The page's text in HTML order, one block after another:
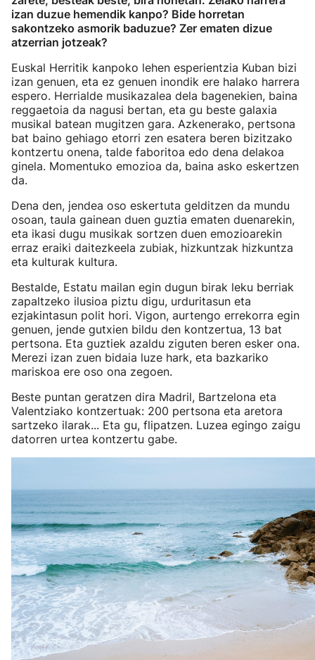
izan duzue hemendik kanpo? Bide horretan
sakontzeko asmorik baduzue? Zer ematen dizue
atzerrian jotzeak?
Euskal Herritik kanpoko lehen esperientzia Kuban bizi
izan genuen, eta ez genuen inondik ere halako harrera
espero. Herrialde musikazalea dela bagenekien, baina
reggaetoia da nagusi bertan, eta gu beste galaxia
musikal batean mugitzen gara. Azkenerako, pertsona
bat baino gehiago etorri zen esatera beren bizitzako
kontzertu onena, talde faboritoa edo dena delakoa
ginela. Momentuko emozioa da, baina asko eskertzen
da.
Dena den, jendea oso eskertuta gelditzen da mundu
osoan, taula gainean duen guztia ematen duenarekin,
eta ikasi dugu musikak sortzen duen emozioarekin
erraz eraiki daitezkeela zubiak, hizkuntzak hizkuntza
eta kulturak kultura.
Bestalde, Estatu mailan egin dugun birak leku berriak
zapaltzeko ilusioa piztu digu, urduritasun eta
ezjakintasun polit hori. Vigon, aurtengo errekorra egin
genuen, jende gutxien bildu den kontzertua, 13 bat
pertsona. Eta guztiek azaldu ziguten beren esker ona.
Merezi izan zuen bidaia luze hark, eta bazkariko
mariskoa ere oso ona zegoen.
Beste puntan geratzen dira Madril, Bartzelona eta
Valentziako kontzertuak: 200 pertsona eta aretora
sartzeko ilarak... Eta gu, flipatzen. Luzea egingo zaigu
datorren urtea kontzertu gabe.